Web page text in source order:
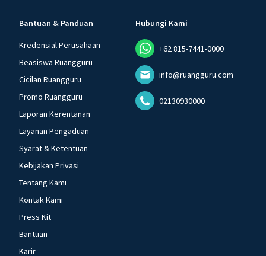
Bantuan & Panduan
Kredensial Perusahaan
Beasiswa Ruangguru
Cicilan Ruangguru
Promo Ruangguru
Laporan Kerentanan
Layanan Pengaduan
Syarat & Ketentuan
Kebijakan Privasi
Tentang Kami
Kontak Kami
Press Kit
Bantuan
Karir
Hubungi Kami
+62 815-7441-0000
info@ruangguru.com
02130930000